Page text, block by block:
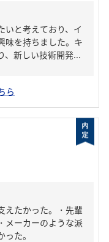
いと考えており、イ
味を持ちました。キ
、新しい技術開発...
ら
えたかった。・先輩
メーカーのような派
た。